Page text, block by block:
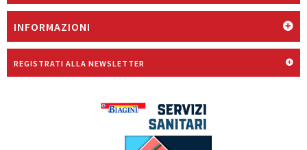
INFORMAZIONI
REGISTRATI ALLA NEWSLETTER